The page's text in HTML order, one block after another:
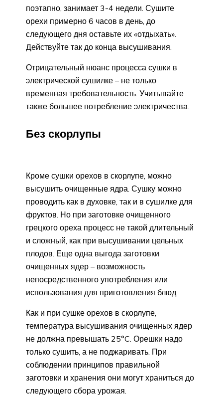
поэтапно, занимает 3-4 недели. Сушите
орехи примерно 6 часов в день, до
следующего дня оставьте их «отдыхать».
Действуйте так до конца высушивания.
Отрицательный нюанс процесса сушки в
электрической сушилке – не только
временная требовательность. Учитывайте
также большее потребление электричества.
Без скорлупы
Кроме сушки орехов в скорлупе, можно
высушить очищенные ядра. Сушку можно
проводить как в духовке, так и в сушилке для
фруктов. Но при заготовке очищенного
грецкого ореха процесс не такой длительный
и сложный, как при высушивании цельных
плодов. Еще одна выгода заготовки
очищенных ядер – возможность
непосредственного употребления или
использования для приготовления блюд.
Как и при сушке орехов в скорлупе,
температура высушивания очищенных ядер
не должна превышать 25°C. Орешки надо
только сушить, а не поджаривать. При
соблюдении принципов правильной
заготовки и хранения они могут храниться до
следующего сбора урожая.